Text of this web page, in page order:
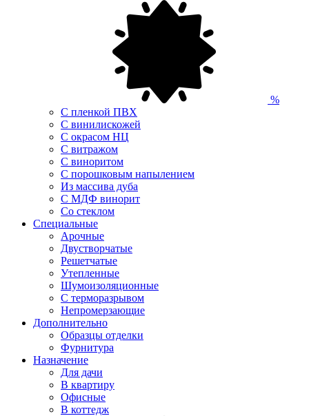
%
С пленкой ПВХ
С винилискожей
С окрасом НЦ
С витражом
С виноритом
С порошковым напылением
Из массива дуба
С МДФ винорит
Со стеклом
Специальные
Арочные
Двустворчатые
Решетчатые
Утепленные
Шумоизоляционные
С терморазрывом
Непромерзающие
Дополнительно
Образцы отделки
Фурнитура
Назначение
Для дачи
В квартиру
Офисные
В коттедж